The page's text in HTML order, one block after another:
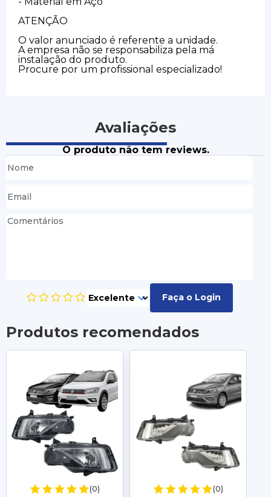
ATENÇÃO
O valor anunciado é referente a unidade.
A empresa não se responsabiliza pela má
instalação do produto.
Procure por um profissional especializado!
Avaliações
O produto não tem reviews.
Faça o Login
Produtos recomendados
(0) (0)